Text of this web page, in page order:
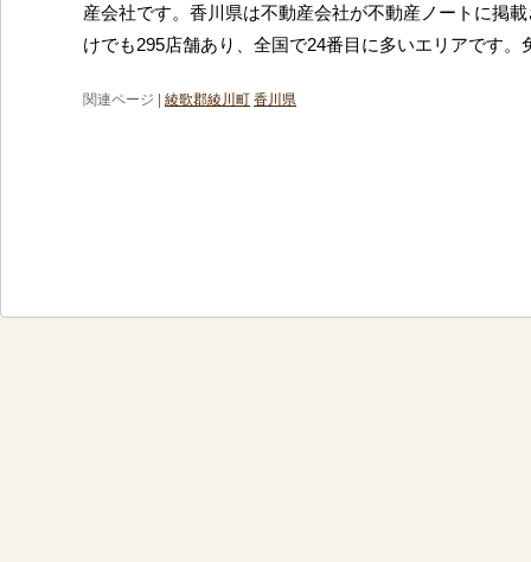
産会社です。香川県は不動産会社が不動産ノートに掲
けでも295店舗あり、全国で24番目に多いエリアです。
関連ページ | 綾歌郡綾川町 香川県